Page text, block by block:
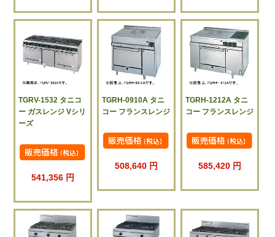
TGRV-1532 タニコ
ー ガスレンジ Vシリ
ーズ
541,356 円
TGRH-0910A タニ
コー フランスレンジ
508,640 円
TGRH-1212A タニ
コー フランスレンジ
585,420 円